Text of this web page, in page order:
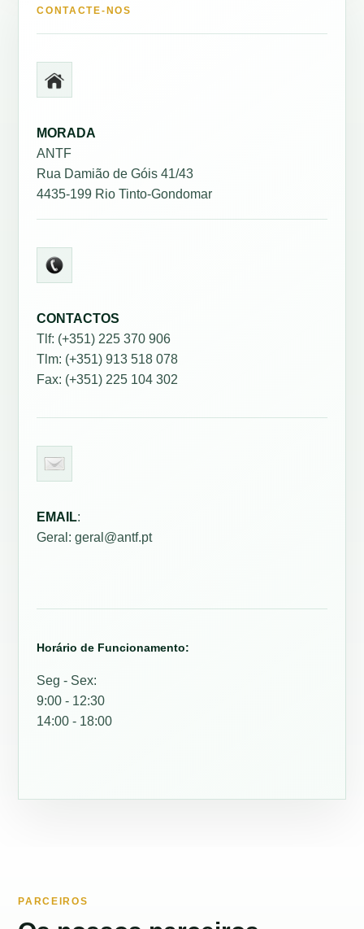
CONTACTE-NOS
MORADA
ANTF
Rua Damião de Góis 41/43
4435-199 Rio Tinto-Gondomar
CONTACTOS
Tlf: (+351) 225 370 906
Tlm: (+351) 913 518 078
Fax: (+351) 225 104 302
EMAIL:
Geral: geral@antf.pt
Horário de Funcionamento:
Seg - Sex:
9:00 - 12:30
14:00 - 18:00
PARCEIROS